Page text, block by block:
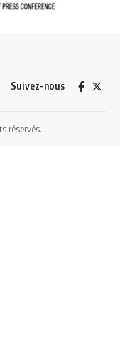
Suivez-nous
réservés.